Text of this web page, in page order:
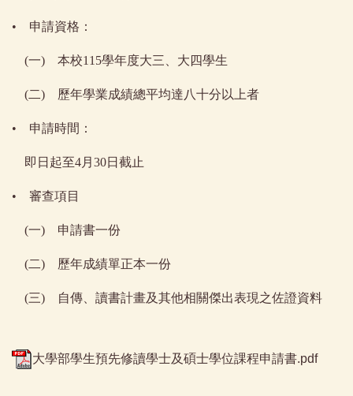
• 申請資格：
(一) 本校115學年度大三、大四學生
(二) 歷年學業成績總平均達八十分以上者
• 申請時間：
即日起至4月30日截止
• 審查項目
(一) 申請書一份
(二) 歷年成績單正本一份
(三) 自傳、讀書計畫及其他相關傑出表現之佐證資料
大學部學生預先修讀學士及碩士學位課程申請書.pdf